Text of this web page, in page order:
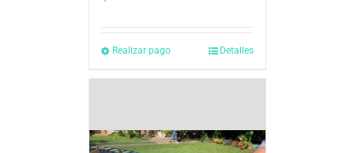
Realizar pago Detalles